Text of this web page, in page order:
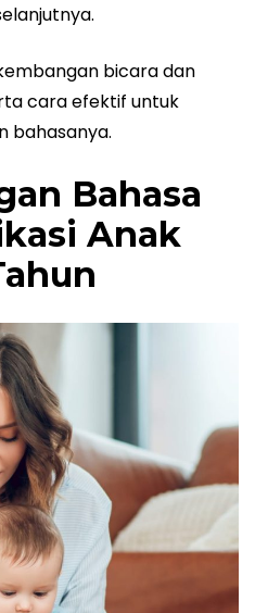
bicara dan
cara efektif untuk
bahasanya.
Bahasa
Anak